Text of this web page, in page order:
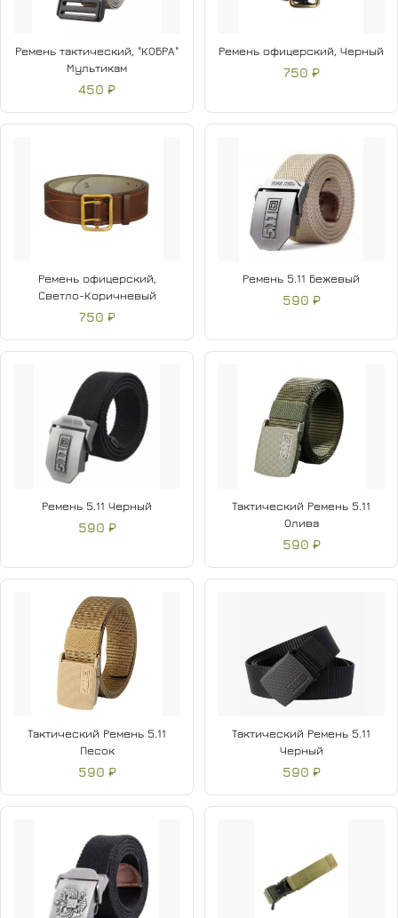
Ремень тактический, "КОБРА"
Мультикам
450 ₽
Ремень офицерский, Черный
750 ₽
Ремень офицерский,
Светло-Коричневый
750 ₽
Ремень 5.11 Бежевый
590 ₽
Ремень 5.11 Черный
590 ₽
Тактический Ремень 5.11
Олива
590 ₽
Тактический Ремень 5.11
Песок
590 ₽
Тактический Ремень 5.11
Черный
590 ₽